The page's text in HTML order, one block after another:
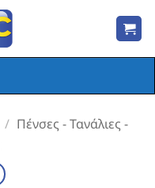
/ Πένσες - Τανάλιες -